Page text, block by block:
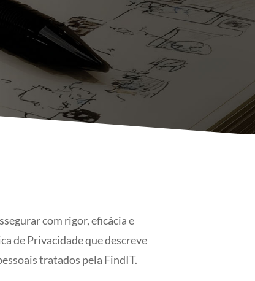
com rigor, eficácia e
de Privacidade que descreve
tratados pela FindIT.